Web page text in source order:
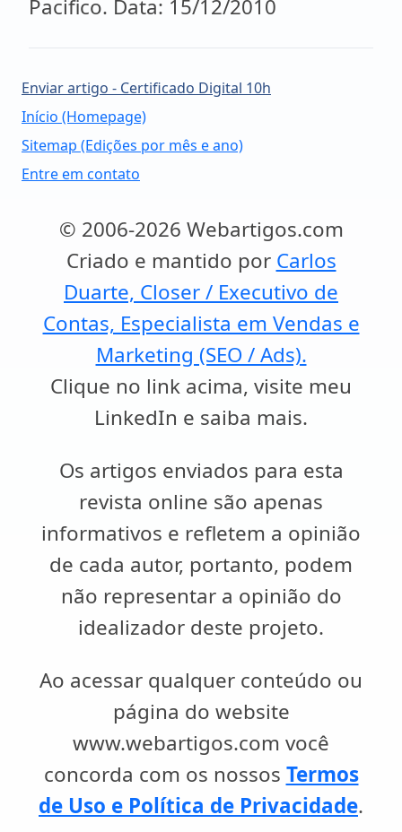
Pacifico. Data: 15/12/2010
Enviar artigo - Certificado Digital 10h
Início (Homepage)
Sitemap (Edições por mês e ano)
Entre em contato
© 2006-2026 Webartigos.com
Criado e mantido por Carlos
Duarte, Closer / Executivo de
Contas, Especialista em Vendas e
Marketing (SEO / Ads).
Clique no link acima, visite meu
LinkedIn e saiba mais.
Os artigos enviados para esta
revista online são apenas
informativos e refletem a opinião
de cada autor, portanto, podem
não representar a opinião do
idealizador deste projeto.
Ao acessar qualquer conteúdo ou
página do website
www.webartigos.com você
concorda com os nossos Termos
de Uso e Política de Privacidade.